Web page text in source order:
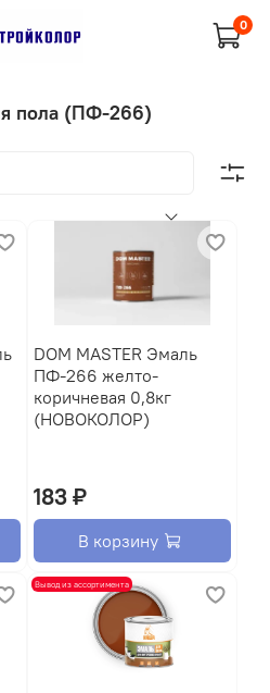
0
пола (ПФ-266)
DOM MASTER Эмаль
ПФ-266 желто-
коричневая 0,8кг
(НОВОКОЛОР)
183 ₽
В корзину
Вывод из ассортимента